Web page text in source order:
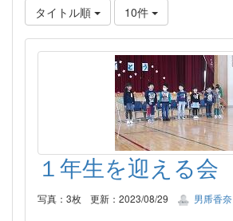
タイトル順 10件
１年生を迎える会
写真：3枚 更新：2023/08/29 男乕香奈